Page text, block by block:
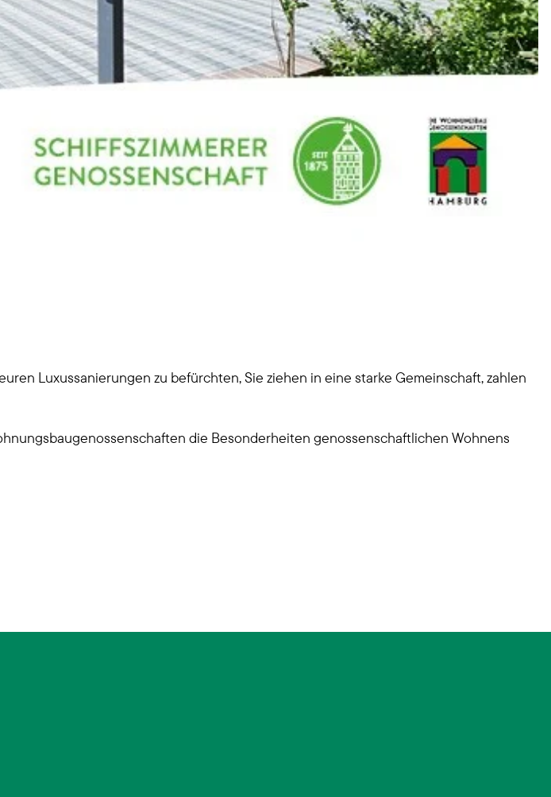
Luxussanierungen zu befürchten, Sie ziehen in eine starke Gemeinschaft, zahlen
die Besonderheiten genossenschaftlichen Wohnens